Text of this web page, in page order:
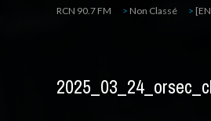
RCN 90.7 FM > Non Classé >